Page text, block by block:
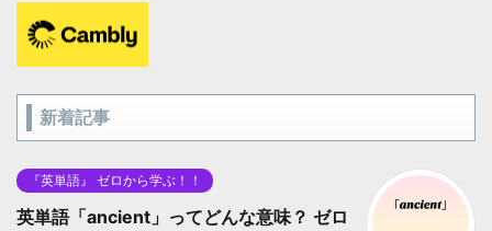
新着記事
『英単語』 ゼロから学ぶ！！
英単語「ancient」ってどんな意味？ ゼロ